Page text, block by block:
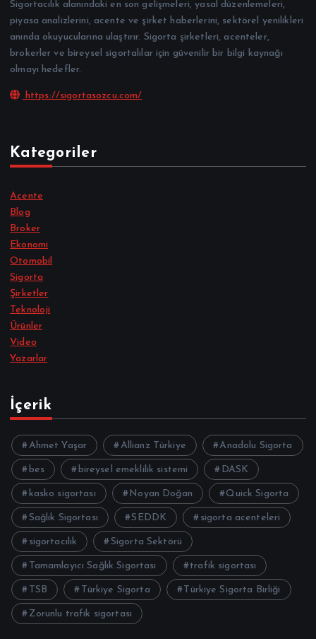
Sigortacılık alanındaki en son gelişmeleri, yasal düzenlemeleri,
piyasa analizlerini, acente ve şirket haberlerini, sektörel yenilikleri
anında okuyucularına ulaştırır. Sigorta şirketleri, acenteler,
brokerler ve bireysel sigortalılar için güvenilir bir bilgi kaynağı
olmayı hedefler.
https://sigortasozcu.com/
Kategoriler
Acente
Blog
Broker
Ekonomi
Otomobil
Sigorta
Şirketler
Teknoloji
Ürünler
Video
Yazarlar
İçerik
Ahmet Yaşar Allianz Türkiye Anadolu Sigorta
bes bireysel emeklilik sistemi DASK
kasko sigortası Noyan Doğan Quick Sigorta
Sağlık Sigortası SEDDK sigorta acenteleri
sigortacılık Sigorta Sektörü
Tamamlayıcı Sağlık Sigortası trafik sigortası
TSB Türkiye Sigorta Türkiye Sigorta Birliği
Zorunlu trafik sigortası